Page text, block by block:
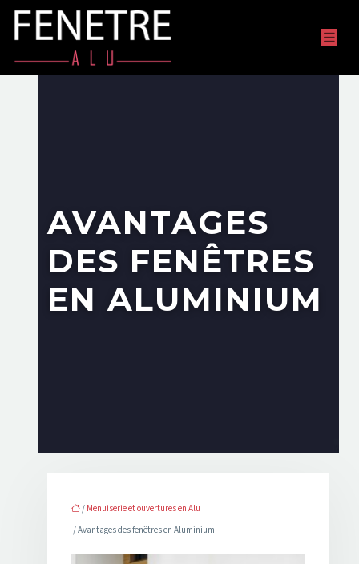
AVANTAGES
DES FENÊTRES
EN ALUMINIUM
/ Menuiserie et ouvertures en Alu
/ Avantages des fenêtres en Aluminium